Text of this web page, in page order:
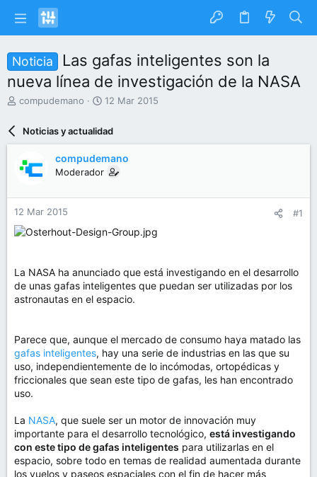
Noticia
Las gafas inteligentes son la
nueva línea de investigación de la NASA
I
a
r
d
e
l
m
a
compudemano
F
h
d
e
n
12 Mar 2015
Noticias y actualidad
compudemano
Moderador
12 Mar 2015 #1
La NASA ha anunciado que está investigando en el desarrollo
de unas gafas inteligentes que puedan ser utilizadas por los
astronautas en el espacio.
Parece que, aunque el mercado de consumo haya matado las
gafas inteligentes, hay una serie de industrias en las que su
uso, independientemente de lo incómodas, ortopédicas y
friccionales que sean este tipo de gafas, les han encontrado
uso.
La NASA, que suele ser un motor de innovación muy
importante para el desarrollo tecnológico, está investigando
con este tipo de gafas inteligentes para utilizarlas en el
espacio, sobre todo en temas de realidad aumentada durante
los vuelos y paseos espaciales con el fin de hacer más